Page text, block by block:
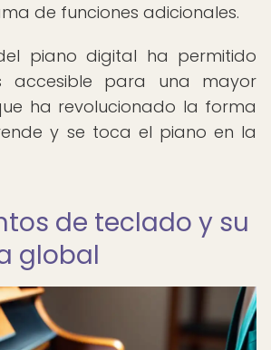
de funciones adicionales.
piano digital ha permitido
accesible para una mayor
ha revolucionado la forma
y se toca el piano en la
de teclado y su
global